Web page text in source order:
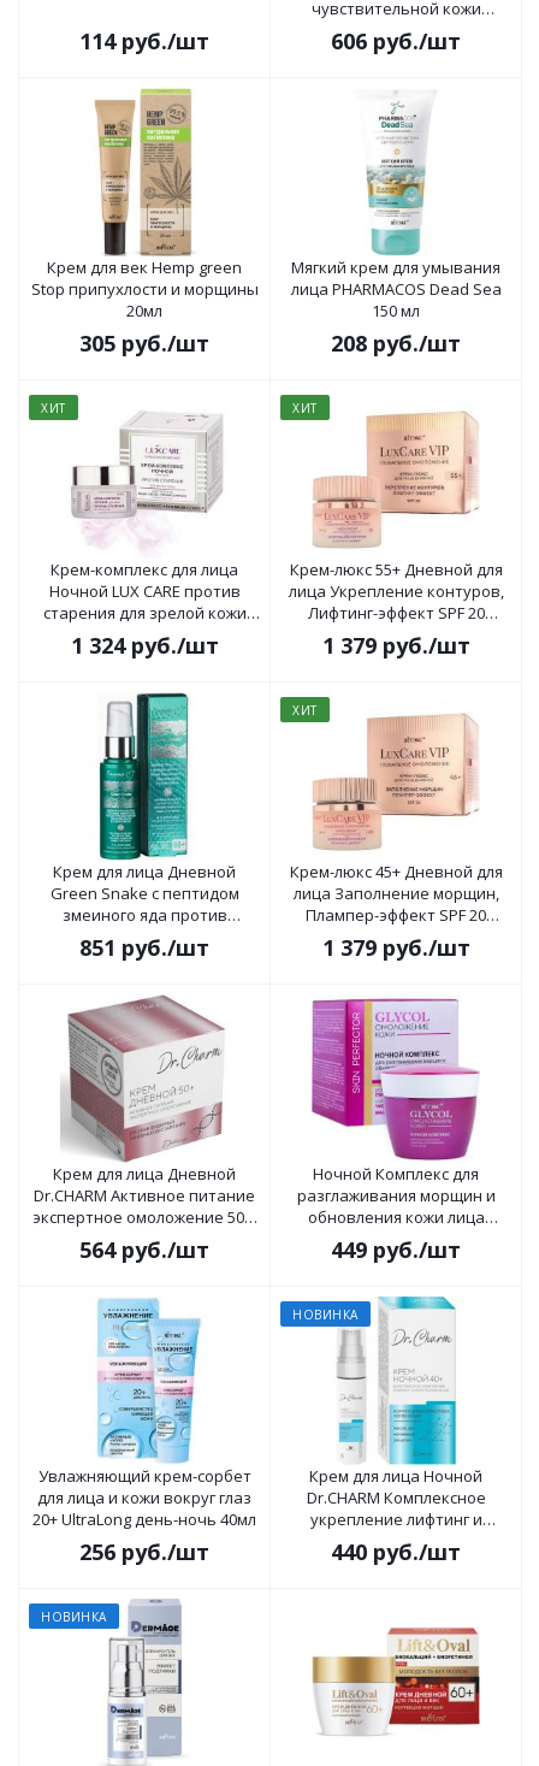
114руб./шт
чувствительной кожи
CeraDermа Sensitivity Control
50мл
606 руб./шт
Крем для век Hemp green
Stop припухлости и морщины
20мл
305 руб./шт
Мягкий крем для умывания
лица PHARMACOS Dead Sea
150 мл
208 руб./шт
ХИТ
Крем-комплекс для лица
Ночной LUX CARE против
старения для зрелой кожи
45мл
1 324руб./шт
ХИТ
Крем-люкс 55+ Дневной для
лица Укрепление контуров,
Лифтинг-эффект SPF 20
LuxCare VIP 50 мл
1 379руб./шт
Крем для лица Дневной
Green Snake с пептидом
змеиного яда против
глубоких морщин 60+, 50г
851 руб./шт
ХИТ
Крем-люкс 45+ Дневной для
лица Заполнение морщин,
Плампер-эффект SPF 20
LuxCare VIP 50мл
1 379руб./шт
Крем для лица Дневной
Dr.CHARM Активное питание
экспертное омоложение 50+,
48г
564руб./шт
Ночной Комплекс для
разглаживания морщин и
обновления кожи лица
GLYCOL Омоложение Кожи 45
мл
449 руб./шт
Увлажняющий крем-сорбет
для лица и кожи вокруг глаз
20+ UltraLong день-ночь 40мл
256 руб./шт
НОВИНКА
Крем для лица Ночной
Dr.CHARM Комплексное
укрепление лифтинг и
восстановление 40+, 30г
440 руб./шт
НОВИНКА